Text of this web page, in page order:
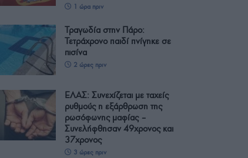
1 ώρα πριν
Τραγωδία στην Πάρο:
Τετράχρονο παιδί πνίγηκε σε
πισίνα
2 ώρες πριν
ΕΛΑΣ: Συνεχίζεται με ταχείς
ρυθμούς η εξάρθρωση της
ρωσόφωνης μαφίας –
Συνελήφθησαν 49χρονος και
37χρονος
3 ώρες πριν